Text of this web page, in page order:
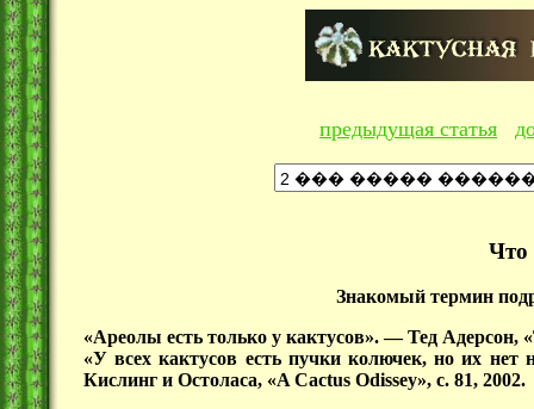
предыдущая статья
Что
Знакомый термин
«Ареолы есть только у кактусов». — Тед Адерсон,
«У всех кактусов есть пучки колючек, но их
Кислинг и Остолаcа, «A Cactus Odissey», с. 81, 2002.